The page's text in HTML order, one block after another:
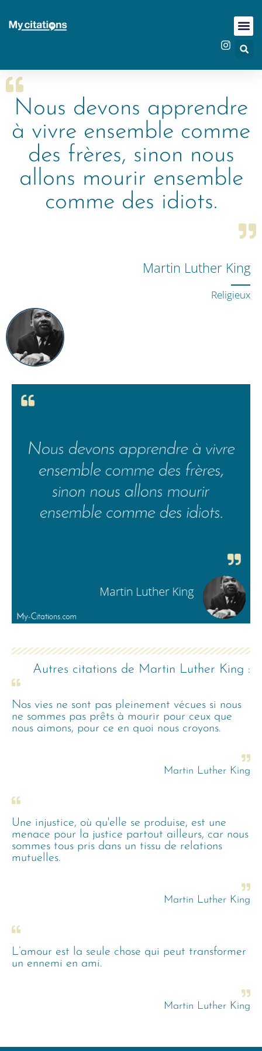
Nous devons apprendre
à vivre ensemble comme
des frères, sinon nous
allons mourir ensemble
comme des idiots.
Martin Luther King
Religieux
Autres citations de Martin Luther King :
Nos vies ne sont pas pleinement vécues si nous
ne sommes pas prêts à mourir pour ceux que
nous aimons, pour ce en quoi nous croyons.
Martin Luther King
Une injustice, où qu'elle se produise, est une
menace pour la justice partout ailleurs, car nous
sommes tous pris dans un tissu de relations
mutuelles.
Martin Luther King
L’amour est la seule chose qui peut transformer
un ennemi en ami.
Martin Luther King